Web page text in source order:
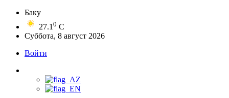
Баку
27.1 0 C
Суббота, 8 август 2026
Войти